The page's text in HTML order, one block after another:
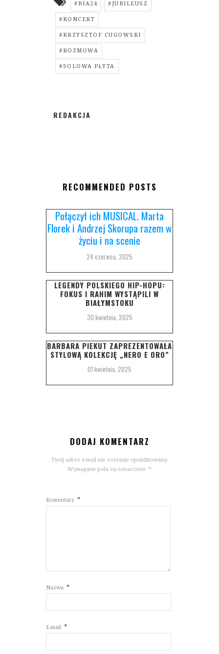
#BIA24 #JUBILEUSZ
#KONCERT
#KRZYSZTOF CUGOWSKI
#ROZMOWA
#SOLOWA PŁYTA
REDAKCJA
RECOMMENDED POSTS
Połączył ich MUSICAL. Marta
Florek i Andrzej Skorupa razem w
życiu i na scenie
24 czerwca, 2025
LEGENDY POLSKIEGO HIP-HOPU:
FOKUS I RAHIM WYSTĄPILI W
BIAŁYMSTOKU
30 kwietnia, 2025
BARBARA PIEKUT ZAPREZENTOWAŁA
STYLOWĄ KOLEKCJĘ „NERO E ORO”
01 kwietnia, 2025
DODAJ KOMENTARZ
Twój adres e-mail nie zostanie opublikowany.
Wymagane pola są oznaczone *
Komentarz *
Nazwa *
E-mail *